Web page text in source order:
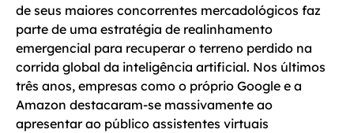
de seus maiores concorrentes mercadológicos faz
parte de uma estratégia de realinhamento
emergencial para recuperar o terreno perdido na
corrida global da inteligência artificial. Nos últimos
três anos, empresas como o próprio Google e a
Amazon destacaram-se massivamente ao
apresentar ao público assistentes virtuais